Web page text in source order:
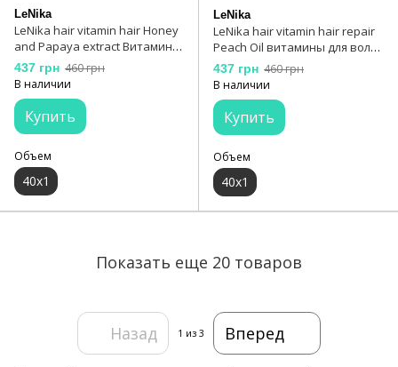
LeNika
LeNika hair vitamin hair Honey
and Papaya extract Витамины
для волос с медом и
экстрактом папайи 40х1
437 грн 460 грн
В наличии
Купить
Объем
40х1
LeNika
LeNika hair vitamin hair repair
Peach Oil витамины для волос
с экстрактом персика 40х1
437 грн 460 грн
В наличии
Купить
Объем
40х1
Показать еще 20 товаров
Назад 1 из 3 Вперед